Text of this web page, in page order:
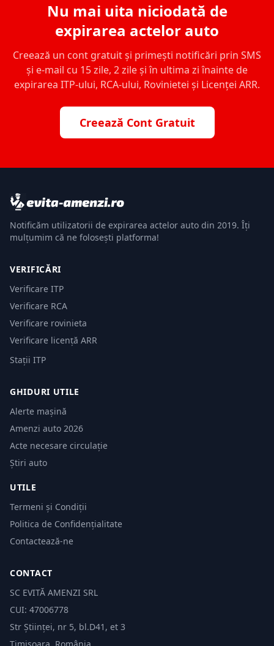
Nu mai uita niciodată de
expirarea actelor auto
Creează un cont gratuit și primești notificări prin SMS
și e-mail cu 15 zile, 2 zile și în ultima zi înainte de
expirarea ITP-ului, RCA-ului, Rovinietei și Licenței ARR.
Creează Cont Gratuit
Notificăm utilizatorii de expirarea actelor auto din 2019. Îți
mulțumim că ne folosești platforma!
VERIFICĂRI
Verificare ITP
Verificare RCA
Verificare rovinieta
Verificare licență ARR
Stații ITP
GHIDURI UTILE
Alerte mașină
Amenzi auto 2026
Acte necesare circulație
Știri auto
UTILE
Termeni și Condiții
Politica de Confidențialitate
Contactează-ne
CONTACT
SC EVITĂ AMENZI SRL
CUI: 47006778
Str Științei, nr 5, bl.D41, et 3